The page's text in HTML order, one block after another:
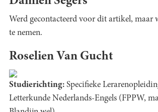
Werd gecontacteerd voor dit artikel, maar
te nemen.
Roselien Van Gucht
Studierichting: Specifieke
Letterkunde Nederlands-Engels (FPPW,